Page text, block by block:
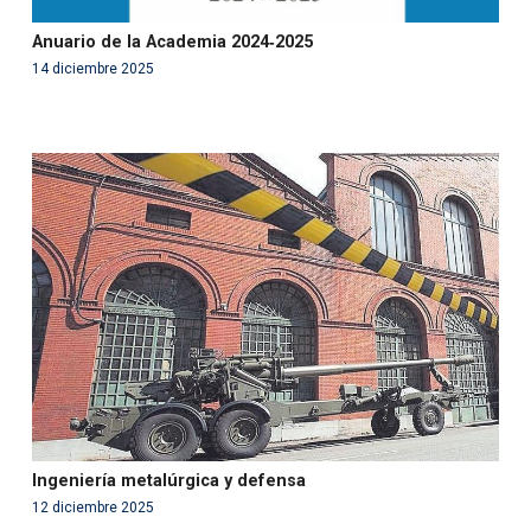
Anuario de la Academia 2024‑2025
14 diciembre 2025
Warning: Use of undefined constant php - assumed
'php' (this will throw an Error in a future version of PHP)
in/var/www/acami.es/wp-
content/themes/fundcami/page-publicaciones.php
on line99
Ingeniería metalúrgica y defensa
12 diciembre 2025